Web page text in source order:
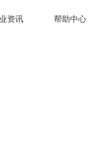
资讯 帮助中心